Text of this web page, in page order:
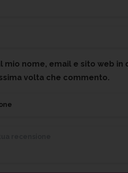
mio nome, email e sito web
volta che commento.